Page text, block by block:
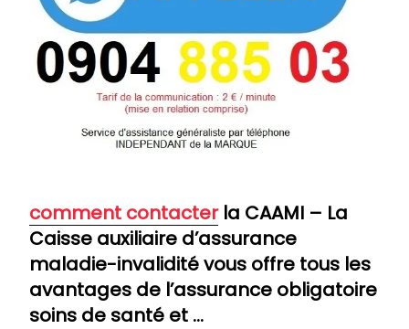
comment contacterla CAAMI – La
Caisse auxiliaire d’assurance
maladie-invalidité vous offre tous les
avantages de l’assurance obligatoire
soins de santé et …